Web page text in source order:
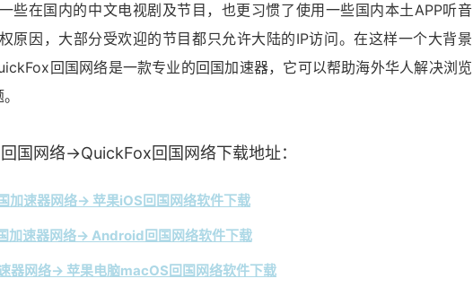
些在国内的中文电视剧及节目，也更习惯了使用一些国内本土APP听音
原因，大部分受欢迎的节目都只允许大陆的IP访问。在这样一个大背景
回国网络是一款专业的回国加速器，它可以帮助海外华人解决浏览
国网络→QuickFox回国网络下载地址：
加速器网络→ 苹果iOS回国网络软件下载
加速器网络→ Android回国网络软件下载
器网络→ 苹果电脑macOS回国网络软件下载